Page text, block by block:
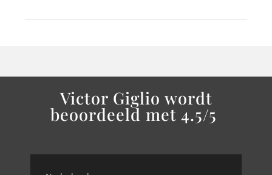
Victor Giglio wordt
beoordeeld met 4.5/5